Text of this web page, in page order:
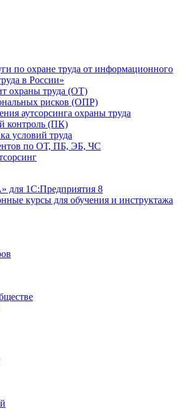
по охране труда от информационного
в России»
охраны труда (ОТ)
рисков (ОПР)
аутсорсинга охраны труда
контроль (ПК)
условий труда
по ОТ, ПБ, ЭБ, ЧС
1С:Предприятия 8
курсы для обучения и инструктажа